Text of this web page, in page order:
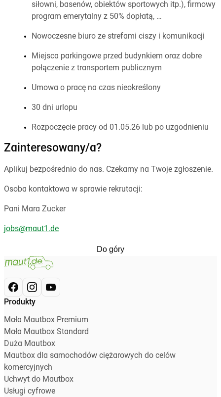
siłowni, basenów, obiektów sportowych itp.), firmowy
program emerytalny z 50% dopłatą, …
Nowoczesne biuro ze strefami ciszy i komunikacji
Miejsca parkingowe przed budynkiem oraz dobre
połączenie z transportem publicznym
Umowa o pracę na czas nieokreślony
30 dni urlopu
Rozpoczęcie pracy od 01.05.26 lub po uzgodnieniu
Zainteresowany/a?
Aplikuj bezpośrednio do nas. Czekamy na Twoje zgłoszenie.
Osoba kontaktowa w sprawie rekrutacji:
Pani Mara Zucker
jobs@maut1.de
Do góry
Produkty
Mała Mautbox Premium
Mała Mautbox Standard
Duża Mautbox
Mautbox dla samochodów ciężarowych do celów
komercyjnych
Uchwyt do Mautbox
Usługi cyfrowe